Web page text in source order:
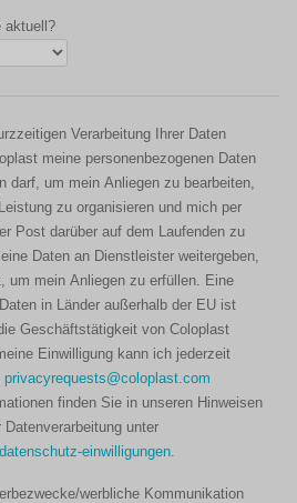
aktuell?
Verarbeitung Ihrer Daten
meine personenbezogenen Daten
darf, um mein Anliegen zu bearbeiten,
zu organisieren und mich per
Post darüber auf dem Laufenden zu
Daten an Dienstleister weitergeben,
um mein Anliegen zu erfüllen. Eine
in Länder außerhalb der EU ist
Geschäftstätigkeit von Coloplast
Einwilligung kann ich jederzeit
privacyrequests@coloplast.com
unter
einwilligungen
werbliche Kommunikation